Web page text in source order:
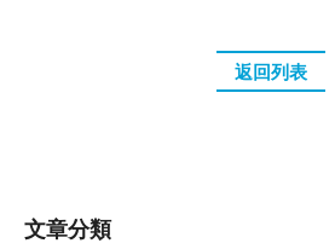
返回列表
文章分類